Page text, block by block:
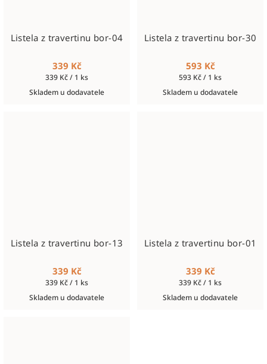
Listela z travertinu bor-04
339 Kč
Měrná
cena:
339 Kč / 1 ks
Skladem u dodavatele
Listela z travertinu bor-30
593 Kč
Měrná
cena:
593 Kč / 1 ks
Skladem u dodavatele
Listela z travertinu bor-13
339 Kč
Měrná
cena:
339 Kč / 1 ks
Skladem u dodavatele
Listela z travertinu bor-01
339 Kč
Měrná
cena:
339 Kč / 1 ks
Skladem u dodavatele